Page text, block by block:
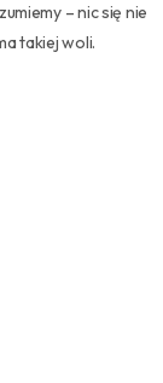
– nic się nie
takiej woli.